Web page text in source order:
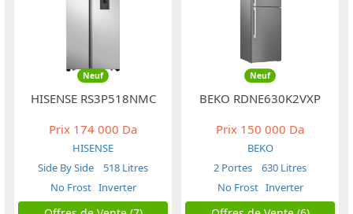
Neuf
HISENSE RS3P518NMC
Prix 174 000 Da
HISENSE
Side By Side
518 Litres
No Frost Inverter
Neuf
BEKO RDNE630K2VXP
Prix 150 000 Da
BEKO
2 Portes
630 Litres
No Frost Inverter